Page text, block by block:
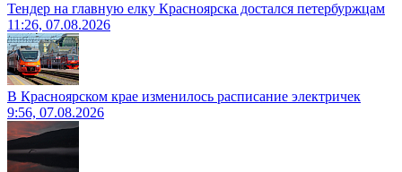
Тендер на главную елку Красноярска достался петербуржцам
11:26, 07.08.2026
В Красноярском крае изменилось расписание электричек
9:56, 07.08.2026